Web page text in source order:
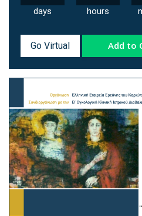
days
hours
Go Virtual Add to